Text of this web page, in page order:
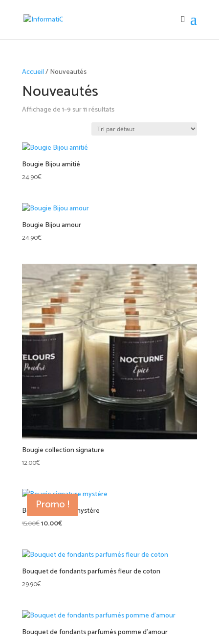
Accueil/ Nouveautés
Nouveautés
Affichage de 1–9 sur 11 résultats
Bougie Bijou amitié
24.90€
Bougie Bijou amour
24.90€
Bougie collection signature
12.00€
Promo !
Bougie signature mystère
15.00€Le
était :
15.00€.
10.00€Le
est :
10.00€.
Bouquet de fondants parfumés fleur de coton
29.90€
Bouquet de fondants parfumés pomme d’amour